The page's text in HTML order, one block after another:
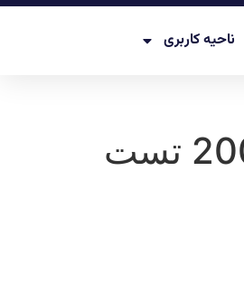
ناحیه کاربری
اشتراک روماتولوژی 2000 تست